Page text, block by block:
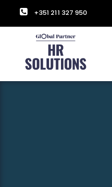
+351 211 327 950